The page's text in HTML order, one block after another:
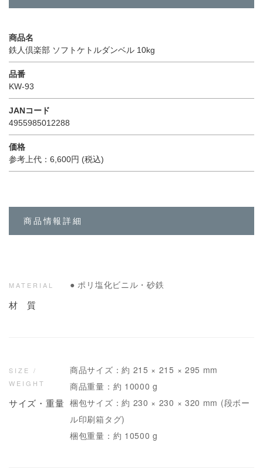
商品名
鉄人倶楽部 ソフトケトルダンベル 10kg
品番
KW-93
JANコード
4955985012288
価格
参考上代：6,600円 (税込)
商品情報詳細
MATERIAL
材 質
● ポリ塩化ビニル・砂鉄
SIZE /
WEIGHT
サイズ・重量
商品サイズ：約 215 × 215 × 295 mm
商品重量：約 10000 g
梱包サイズ：約 230 × 230 × 320 mm (段ボー
ル印刷箱タグ)
梱包重量：約 10500 g